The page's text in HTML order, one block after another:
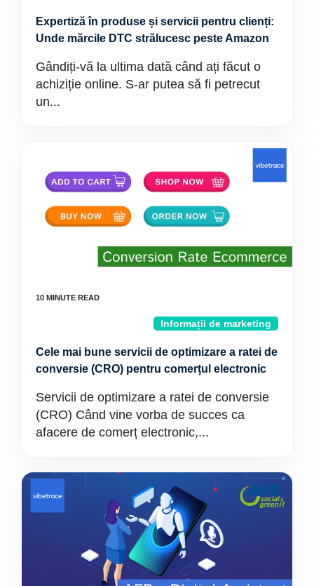
Expertiză în produse și servicii pentru clienți:
Unde mărcile DTC strălucesc peste Amazon
Gândiți-vă la ultima dată când ați făcut o
achiziție online. S-ar putea să fi petrecut
un...
Informații de marketing
Cele mai bune servicii de optimizare a ratei de
conversie (CRO) pentru comerțul electronic
Servicii de optimizare a ratei de conversie
(CRO) Când vine vorba de succes ca
afacere de comerț electronic,...